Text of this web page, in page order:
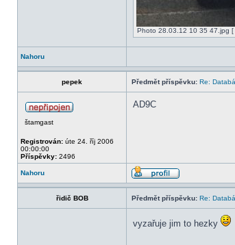
Photo 28.03.12 10 35 47.jpg
Nahoru
pepek Předmět příspěvku: Re:
štamgast
Registrován: úte 24. říj 2006
00:00:00
Příspěvky: 2496
AD9C
Nahoru
řidič BOB Předmět příspěvku: Re:
vyzařuje jim to hezky